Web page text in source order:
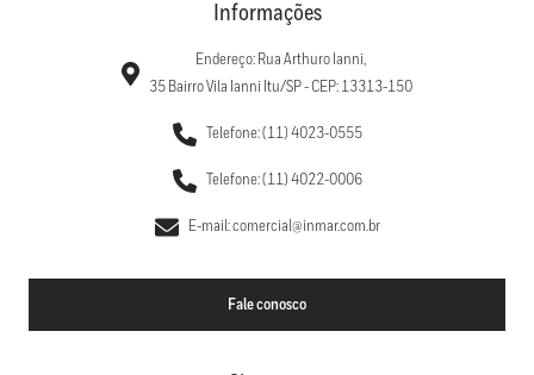
Informações
Endereço: Rua Arthuro Ianni,
35 Bairro Vila Ianni Itu/SP - CEP: 13313-150
Telefone: (11) 4023-0555
Telefone: (11) 4022-0006
E-mail: comercial@inmar.com.br
Fale conosco